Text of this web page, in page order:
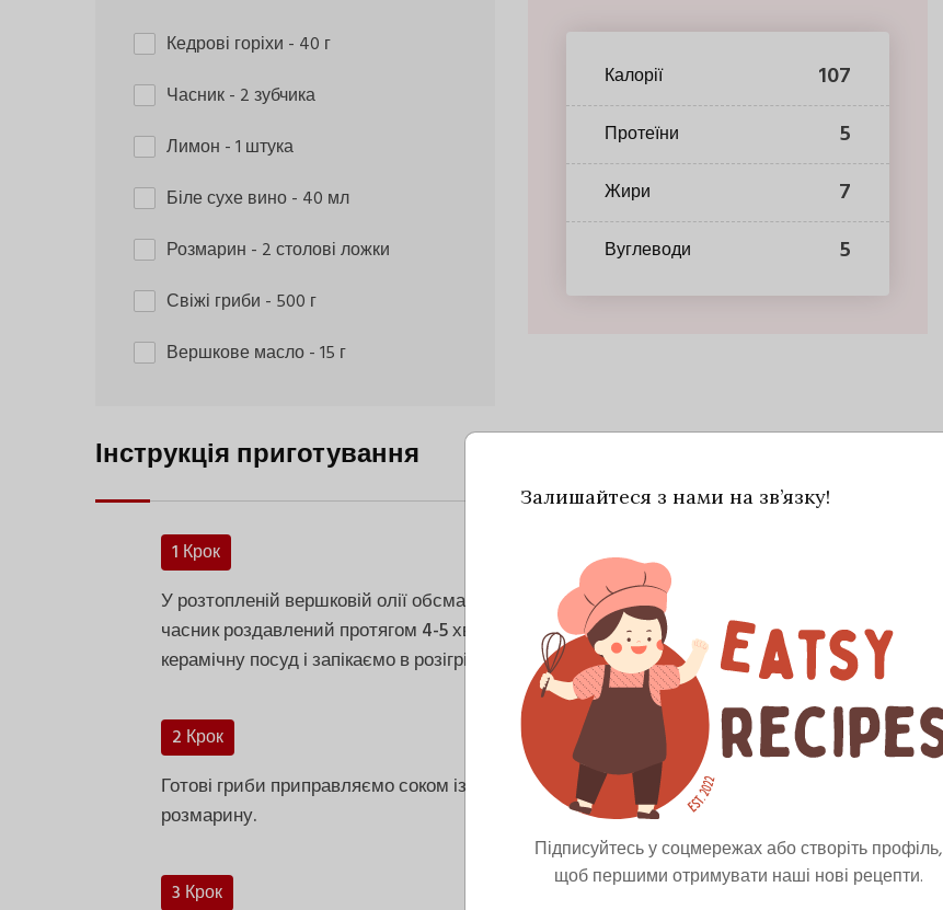
Кедрові горіхи - 40 г
Часник- 2 зубчика
Лимон - 1 штука
Біле сухе вино- 40 мл
Розмарин - 2 столові ложки
Свіжі гриби - 500 г
Вершкове масло- 15 г
Калорії 107
Протеїни 5
Жири 7
Вуглеводи 5
Інструкція приготування
1 Крок
У розтопленій вершковій олії обсмажуємо гриби, порізані великими шматками, і
часник роздавлений протягом 4-5 хвилин, додаємо вино. Перекладаємо в
керамічну посуд і запікаємо в розігрітій до 220 градусів духовці ще 15 хвилин.
2 Крок
Готові гриби приправляємо соком із половини лимона та половиною порізаного
розмарину.
3 Крок
Залишайтеся з нами на зв’язку!
Підписуйтесь у соцмережах або створіть профіль,
щоб першими отримувати наші нові рецепти.